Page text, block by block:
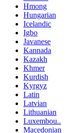
Hmong
Hungarian
Icelandic
Igbo
Javanese
Kannada
Kazakh
Khmer
Kurdish
Kyrgyz
Latin
Latvian
Lithuanian
Luxembou..
Macedonian